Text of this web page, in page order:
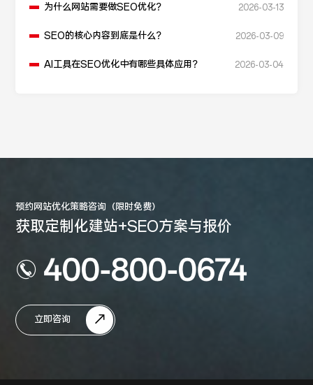
为什么网站需要做SEO优化？ 2026-03-13
SEO的核心内容到底是什么？ 2026-03-09
AI工具在SEO优化中有哪些具体应用？ 2026-03-04
预约网站优化策略咨询（限时免费）
获取定制化建站+SEO方案与报价
400-800-0674
立即咨询